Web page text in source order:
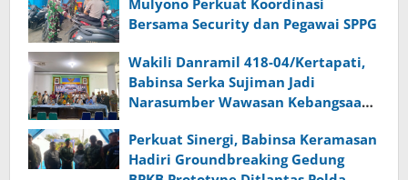
Mulyono Perkuat Koordinasi
Bersama Security dan Pegawai SPPG
Wakili Danramil 418-04/Kertapati,
Babinsa Serka Sujiman Jadi
Narasumber Wawasan Kebangsaan
Perkuat Sinergi, Babinsa Keramasan
Hadiri Groundbreaking Gedung